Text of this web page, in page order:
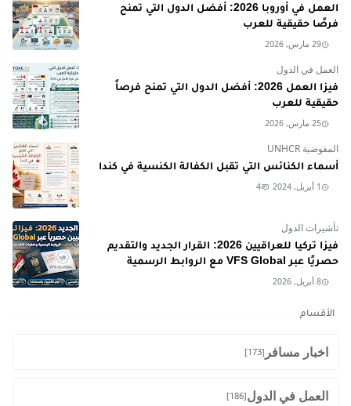
العمل في أوروبا 2026: أفضل الدول التي تمنح
فرصًا حقيقية للعرب
29 مارس, 2026
العمل في الدول
فيزا العمل 2026: أفضل الدول التي تمنح فرصاً
حقيقية للعرب
25 مارس, 2026
المفوضية UNHCR
أسماء الكنائس التي تقبل الكفالة الكنسية في كندا
1 أبريل, 2024 4
تأشيرات الدول
فيزا تركيا للعراقيين 2026: القرار الجديد والتقديم
حصريًا عبر VFS Global مع الروابط الرسمية
8 أبريل, 2026
الأقسام
اخبار مسافر [173]
العمل في الدول[186]